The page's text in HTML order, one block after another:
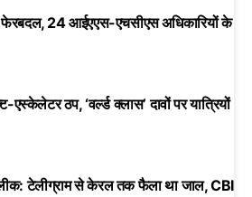
फेरबदल, 24 आईएएस-एचसीएस अधिकारियों के
ठप, ‘वर्ल्ड क्लास’ दावों पर यात्रियों
टेलीग्राम से केरल तक फैला था जाल, CBI